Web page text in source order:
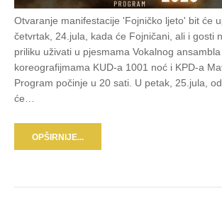
Otvaranje manifestacije 'Fojničko ljeto' bit će
četvrtak, 24.jula, kada će Fojničani, ali i gosti
priliku uživati u pjesmama Vokalnog
koreografijmama KUD-a 1001 noć i KPD-a
Program počinje u 20 sati. U petak, 25.jula,
će…
OPŠIRNIJE...